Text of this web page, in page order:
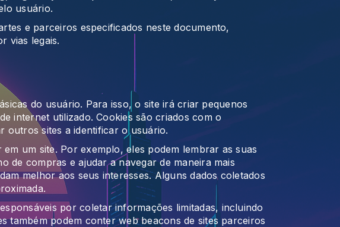
usuário.
e parceiros especificados neste documento,
vias legais.
do usuário. Para isso, o site irá criar pequenos
internet utilizado. Cookies são criados com o
outros sites a identificar o usuário.
um site. Por exemplo, eles podem lembrar as suas
de compras e ajudar a navegar de maneira mais
melhor aos seus interesses. Alguns dados coletados
por coletar informações limitadas, incluindo
também podem conter web beacons de sites parceiros